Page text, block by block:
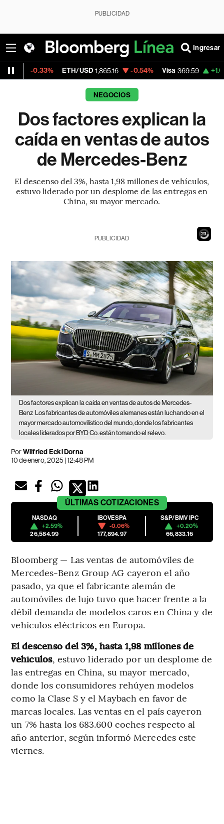
PUBLICIDAD
Ingresar
ETH/USD 1,865.16 -0.54% Visa 369.59 +1.07%
NEGOCIOS
Dos factores explican la
caída en ventas de autos
de Mercedes-Benz
El descenso del 3%, hasta 1,98 millones de vehículos,
estuvo liderado por un desplome de las entregas en
China, su mayor mercado.
21
PUBLICIDAD
Dos factores explican la caída en ventas de autos de Mercedes-
Benz Los fabricantes de automóviles alemanes están luchando en el
mayor mercado automovilístico del mundo, donde los fabricantes
locales liderados por BYD Co. están tomando el relevo.
PorWilfried Eckl Dorna
10 de enero, 2025 | 12:48 PM
ÚLTIMAS COTIZACIONES
NASDAQ
+2.59%
26,584.99
IBOVESPA
-0.06%
177,894.97
S&P/BMV IPC
+0.20%
66,833.16
Bloomberg — Las ventas de automóviles de
Mercedes-Benz Group AG cayeron el año
pasado, ya que el fabricante alemán de
automóviles de lujo tuvo que hacer frente a la
débil demanda de modelos caros en China y de
vehículos eléctricos en Europa.
El descenso del 3%, hasta 1,98 millones de
vehículos, estuvo liderado por un desplome de
las entregas en China, su mayor mercado,
donde los consumidores rehúyen modelos
como la Clase S y el Maybach en favor de
marcas locales. Las ventas en el país cayeron
un 7% hasta los 683.600 coches respecto al
año anterior, según informó Mercedes este
viernes.